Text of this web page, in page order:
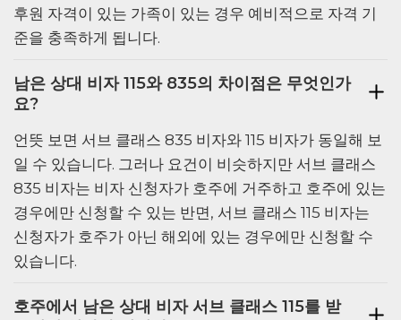
후원 자격이 있는 가족이 있는 경우 예비적으로 자격 기
준을 충족하게 됩니다.
남은 상대 비자 115와 835의 차이점은 무엇인가
요?
언뜻 보면 서브 클래스 835 비자와 115 비자가 동일해 보
일 수 있습니다. 그러나 요건이 비슷하지만 서브 클래스
835 비자는 비자 신청자가 호주에 거주하고 호주에 있는
경우에만 신청할 수 있는 반면, 서브 클래스 115 비자는
신청자가 호주가 아닌 해외에 있는 경우에만 신청할 수
있습니다.
호주에서 남은 상대 비자 서브 클래스 115를 받